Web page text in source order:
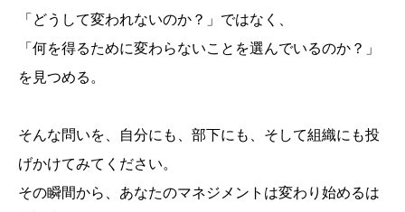
「どうして変われないのか？」ではなく、
「何を得るために変わらないことを選んでいるのか？」
を見つめる。
そんな問いを、自分にも、部下にも、そして組織にも投
げかけてみてください。
その瞬間から、あなたのマネジメントは変わり始めるは